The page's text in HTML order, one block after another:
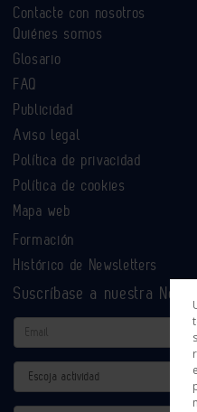
Contacte con nosotros
Quiénes somos
Glosario
FAQ
Publicidad
Aviso legal
Política de privacidad
Política de cookies
Mapa web
Formación
Histórico de Newsletters
Suscríbase a nuestra
Email
Actividad